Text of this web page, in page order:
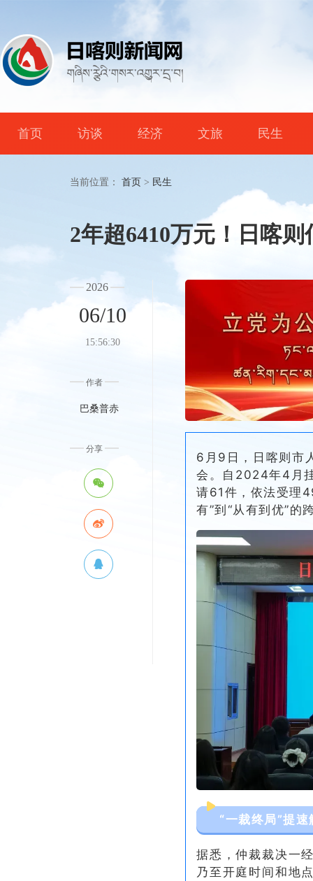
首页 访谈 经济 文旅 民生
当前位置： 首页 > 民生
2年超6410万元！日喀
2026
06/10
15:56:30
作者
巴桑普赤
分享
6月9日，日喀则市
会。自2024年4月
请61件，依法受理
有”到“从有到优”的
“一裁终局”提
据悉，仲裁裁决一
乃至开庭时间和地